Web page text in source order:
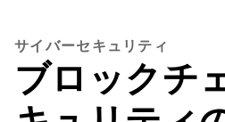
サイバーセキュリティ
ブロックチ